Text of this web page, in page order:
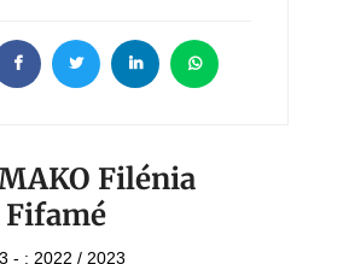
Filénia
- : 2022 / 2023